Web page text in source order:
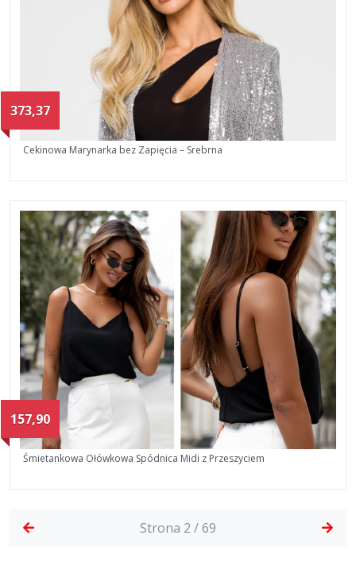
373,37
Cekinowa Marynarka bez Zapięcia – Srebrna
157,90
Śmietankowa Ołówkowa Spódnica Midi z Przeszyciem
Strona 2 / 69